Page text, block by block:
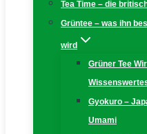
Tea Time – die
Grüntee – was ihn
wird
Grüner Tee
Gyokuro –
Umami